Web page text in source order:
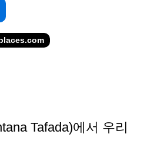
Tafada)에서 우리